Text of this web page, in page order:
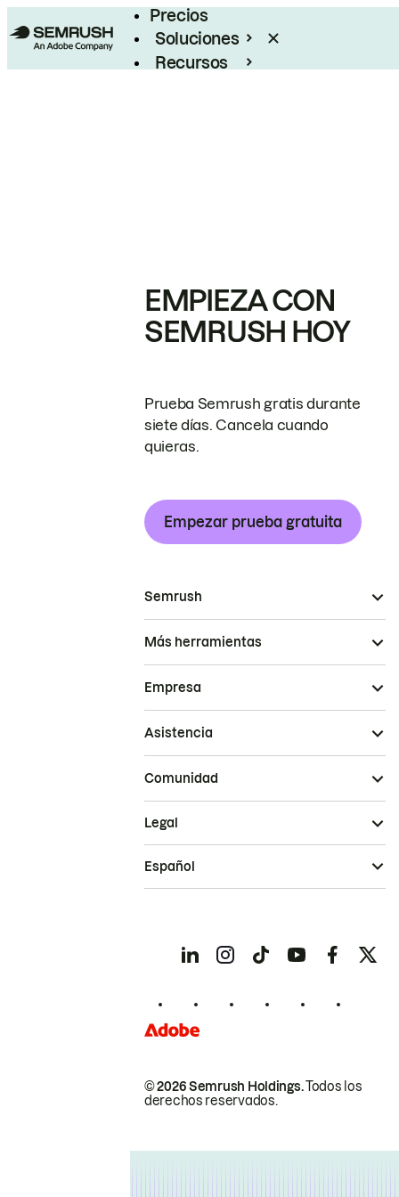
Precios
Soluciones
Recursos
EMPIEZA CON
SEMRUSH HOY
Prueba Semrush gratis durante
siete días. Cancela cuando
quieras.
Empezar prueba gratuita
Semrush
Más herramientas
Empresa
Asistencia
Comunidad
© 2026 Semrush Holdings.Todos los
derechos reservados.
Legal
Español